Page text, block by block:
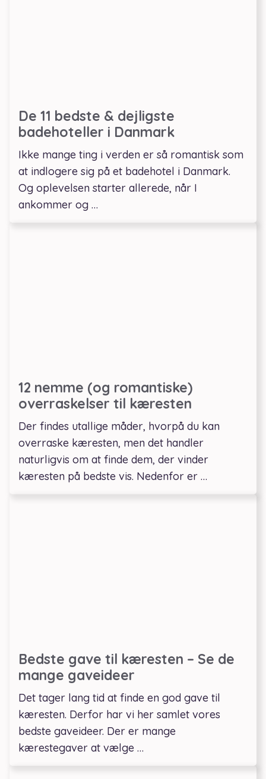
De 11 bedste & dejligste
badehoteller i Danmark
Ikke mange ting i verden er så romantisk som
at indlogere sig på et badehotel i Danmark.
Og oplevelsen starter allerede, når I
ankommer og …
12 nemme (og romantiske)
overraskelser til kæresten
Der findes utallige måder, hvorpå du kan
overraske kæresten, men det handler
naturligvis om at finde dem, der vinder
kæresten på bedste vis. Nedenfor er …
Bedste gave til kæresten – Se de
mange gaveideer
Det tager lang tid at finde en god gave til
kæresten. Derfor har vi her samlet vores
bedste gaveideer. Der er mange
kærestegaver at vælge …